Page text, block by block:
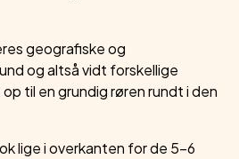
geografiske og
og altså vidt forskellige
til en grundig røren rundt i den
lige i overkanten for de 5-6